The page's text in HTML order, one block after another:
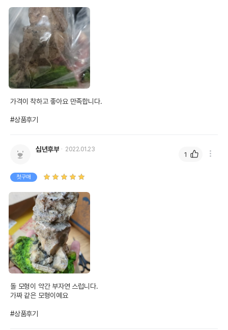
법에 의한 인증,허가 등을
받았음을 확인할수 있는
경우 그에 대한 사항
제조국 또는 원산지
제조자,수입품의 경우
수입자를 함께 표기
또는 소비자상담 관련
어바웃펫//1644-9601
유통기한
단, 상품명에 유통기한 명시된 경우, 해당
가격이 착하고 좋아요 만족합니다.
#상품후기
십년후부 2022.01.23
첫구매
돌 모형이 약간 부자연 스럽니다.
가짜 같은 모형이예요
#상품후기
1